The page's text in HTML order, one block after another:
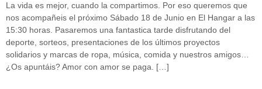
La vida es mejor, cuando la compartimos. Por eso queremos que
nos acompañeis el próximo Sábado 18 de Junio en El Hangar a las
15:30 horas. Pasaremos una fantastica tarde disfrutando del
deporte, sorteos, presentaciones de los últimos proyectos
solidarios y marcas de ropa, música, comida y nuestros amigos…
¿Os apuntáis? Amor con amor se paga. […]